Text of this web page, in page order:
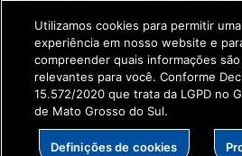
SETDIG | Secretaria-
Executiva de
Transformação Digital
Utilizamos cookies para permitir
experiência em nosso website e
compreender quais informações
relevantes para você. Conforme
15.572/2020 que trata da LGPD no
de Mato Grosso do Sul.
Definições de cookies